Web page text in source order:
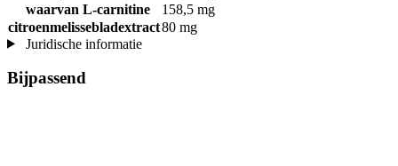
waarvan L-carnitine
158,5 mg
citroenmelissebladextract80 mg
Juridische informatie
Bijpassend